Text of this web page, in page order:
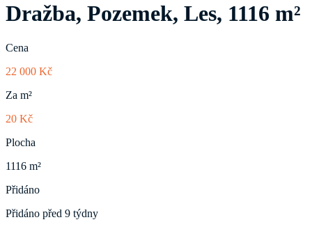
Dražba, Pozemek, Les, 1116 m²
Cena
22 000 Kč
Za m²
20 Kč
Plocha
1116 m²
Přidáno
Přidáno před 9 týdny